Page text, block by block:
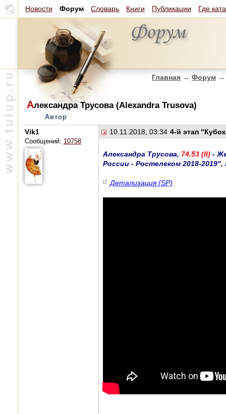
Новости Форум Словарь Книги Публикации Где
Главная → Форум →
Александра Трусова (Alexandra Trusova)
Автор
Vik1
Сообщений: 10758
10.11.2018, 03:34 4-й этап
Александра Трусова, 74.53 (II)-
России - Ростелеком 2018-2019",
Детализация (SP)